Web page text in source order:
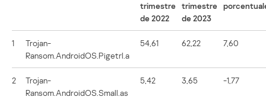
trimestre
de 2022
trimestre
de 2023
1
Trojan-
Ransom.AndroidOS.Pigetrl.a
54,61 62,22 7,60
2
Trojan-
Ransom.AndroidOS.Small.as
5,42 3,65 -1,77